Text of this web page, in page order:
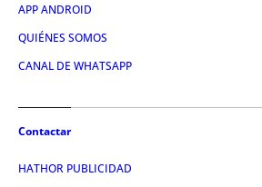
APP ANDROID
QUIÉNES SOMOS
CANAL DE WHATSAPP
Contactar
HATHOR PUBLICIDAD